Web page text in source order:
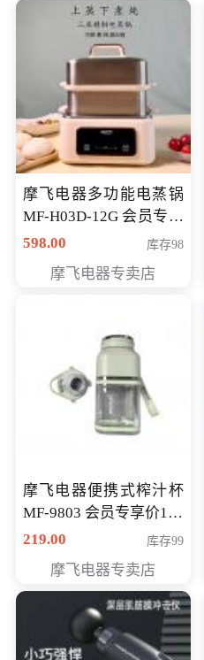
摩飞电器多功能电蒸锅
MF-H03D-12G 会员专享
价398元
598.00 库存98
摩飞电器专卖店
摩飞电器便携式榨汁杯
MF-9803 会员专享价138
元
219.00 库存99
摩飞电器专卖店